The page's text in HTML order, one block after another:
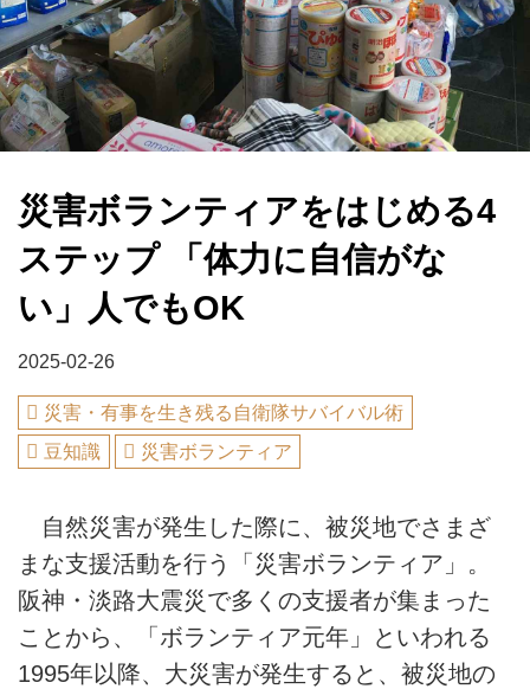
災害ボランティアをはじめる4
ステップ 「体力に自信がな
い」人でもOK
2025-02-26
災害・有事を生き残る自衛隊サバイバル術
豆知識
災害ボランティア
自然災害が発生した際に、被災地でさまざ
まな支援活動を行う「災害ボランティア」。
阪神・淡路大震災で多くの支援者が集まった
ことから、「ボランティア元年」といわれる
1995年以降、大災害が発生すると、被災地の